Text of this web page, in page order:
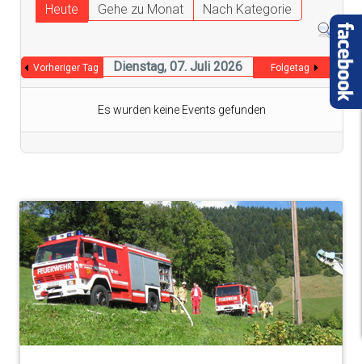
Heute
Gehe zu Monat Nach Kategorie
Vorheriger Tag Dienstag, 07. Juli 2026 Folgetag
Es wurden keine Events gefunden